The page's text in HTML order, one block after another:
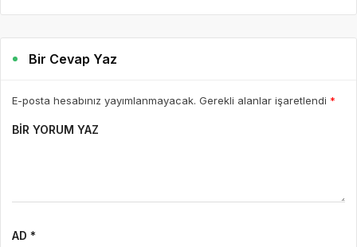
Bir Cevap Yaz
E-posta hesabınız yayımlanmayacak. Gerekli alanlar işaretlendi *
BIR YORUM YAZ
AD *